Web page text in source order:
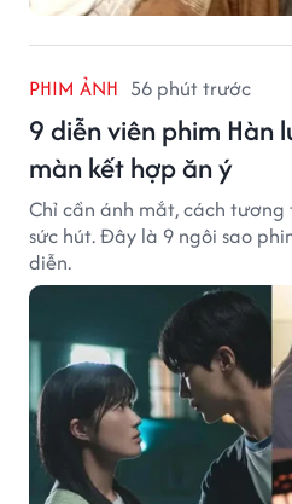
PHIM ẢNH 56 phút trước
9 diễn viên phim Hàn
màn kết hợp ăn ý
Chỉ cần ánh mắt, cách
sức hút. Đây là 9 ngôi sao
diễn.